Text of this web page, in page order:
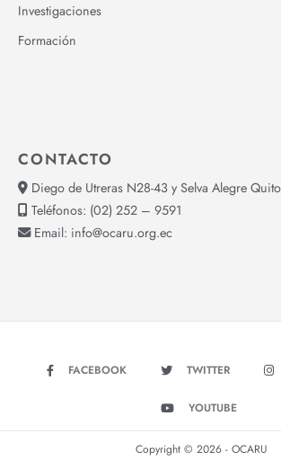
Investigaciones
Formación
CONTACTO
Diego de Utreras N28-43 y Selva Alegre
Teléfonos: (02) 252 – 9591
Email: info@ocaru.org.ec
FACEBOOK TWITTER
YOUTUBE
Copyright © 2026 - OCARU